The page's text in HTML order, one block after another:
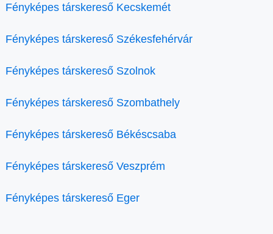
Fényképes társkereső Kecskemét
Fényképes társkereső Székesfehérvár
Fényképes társkereső Szolnok
Fényképes társkereső Szombathely
Fényképes társkereső Békéscsaba
Fényképes társkereső Veszprém
Fényképes társkereső Eger